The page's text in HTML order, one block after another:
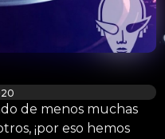
de menos muchas
¡por eso hemos